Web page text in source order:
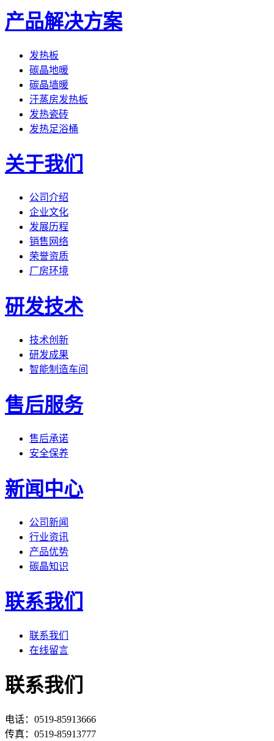
产品解决方案
发热板
碳晶地暖
碳晶墙暖
汗蒸房发热板
发热瓷砖
发热足浴桶
关于我们
公司介绍
企业文化
发展历程
销售网络
荣誉资质
厂房环境
研发技术
技术创新
研发成果
智能制造车间
售后服务
售后承诺
安全保养
新闻中心
公司新闻
行业资讯
产品优势
碳晶知识
联系我们
联系我们
在线留言
联系我们
电话：0519-85913666
传真：0519-85913777